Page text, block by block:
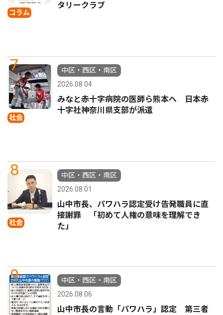
コラム
タリークラブ
7
社会
中区・西区・南区
2026.08.04
みなと赤十字病院の医師ら熊本へ 日本赤
十字社神奈川県支部が派遣
8
社会
中区・西区・南区
2026.08.01
山中市長、パワハラ認定受け告発職員に直
接謝罪 「初めて人権の意味を理解でき
た」
9
中区・西区・南区
2026.08.06
山中市長の言動「パワハラ」認定 第三者